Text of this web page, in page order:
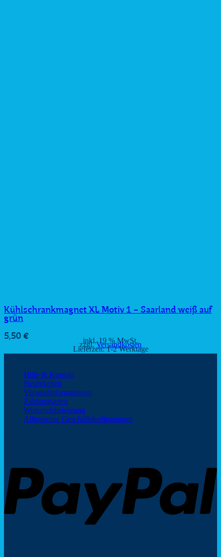
Kühlschrankmagnet XL Motiv 1 – Saarland weiß auf
grün
5,50 € inkl. 19 % MwSt.
zzgl.Versandkosten
Lieferzeit:1-2 Werktage
Hilfe & Kontakt
Neuigkeiten
Versandinformationen
Zahlungsarten
Widerrufsbelehrung
Allgemeine Geschäftsbedingungen